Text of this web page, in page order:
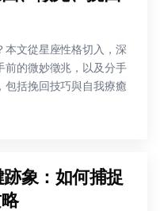
本文從星座性格切入，深
前的微妙徵兆，以及分手
包括挽回技巧與自我療癒
象：如何捕捉